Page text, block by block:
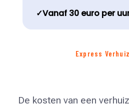
✓Vanaf 30 euro per
Express
De kosten van een